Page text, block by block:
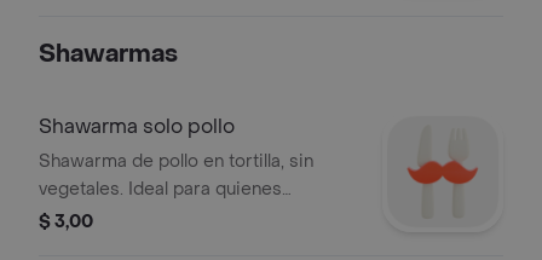
Shawarmas
Shawarma solo pollo
Shawarma de pollo en tortilla, sin
vegetales. Ideal para quienes
prefieren una opción simple y
$ 3,00